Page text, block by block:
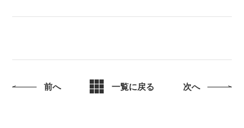
前へ 一覧に戻る 次へ